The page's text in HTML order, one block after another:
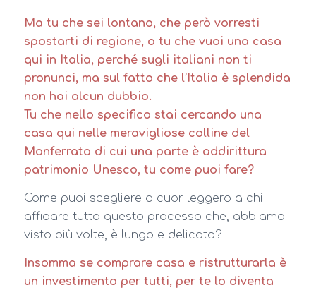
Ma tu che sei lontano, che però vorresti
spostarti di regione, o tu che vuoi una casa
qui in Italia, perché sugli italiani non ti
pronunci, ma sul fatto che l’Italia è splendida
non hai alcun dubbio.
Tu che nello specifico stai cercando una
casa qui nelle meravigliose colline del
Monferrato di cui una parte è addirittura
patrimonio Unesco, tu come puoi fare?
Come puoi scegliere a cuor leggero a chi
affidare tutto questo processo che, abbiamo
visto più volte, è lungo e delicato?
Insomma se comprare casa e ristrutturarla è
un investimento per tutti, per te lo diventa